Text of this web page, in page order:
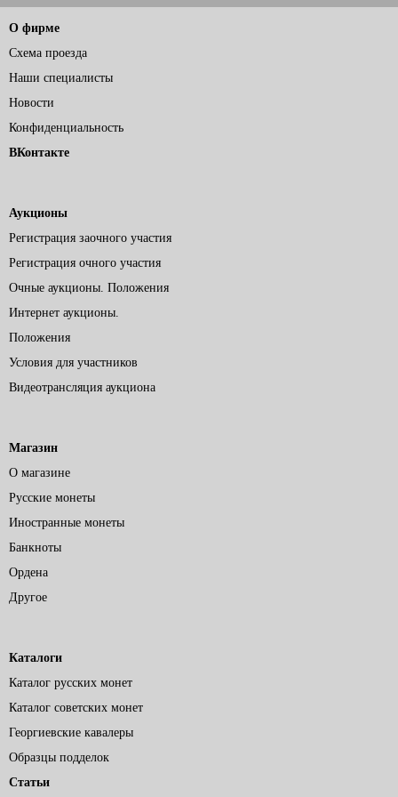
О фирме
Схема проезда
Наши специалисты
Новости
Конфиденциальность
ВКонтакте
Аукционы
Регистрация заочного участия
Регистрация очного участия
Очные аукционы. Положения
Интернет аукционы.
Положения
Условия для участников
Видеотрансляция аукциона
Магазин
О магазине
Русские монеты
Иностранные монеты
Банкноты
Ордена
Другое
Каталоги
Каталог русских монет
Каталог советских монет
Георгиевские кавалеры
Образцы подделок
Статьи